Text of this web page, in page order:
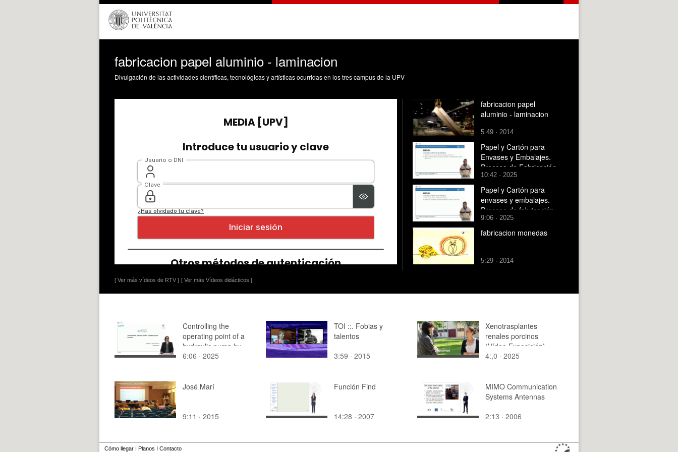
fabricacion papel aluminio - laminacion
Divulgación de las actividades científicas, tecnológicas y artísticas ocurridas en los tres campus de la UPV
[ Ver más vídeos de RTV ] [ Ver más Vídeos didácticos ]
fabricacion papel
aluminio - laminacion
5:49 · 2014
Papel y Cartón para
Envases y Embalajes.
Proceso de Fabricación
del Cartón
10:42 · 2025
Papel y Cartón para
envases y embalajes.
Proceso de fabricación
del papel
9:06 · 2025
fabricacion monedas
5:29 · 2014
Controlling the
operating point of a
hydraulic pump by
valves
6:06 · 2025
TOI ::. Fobias y
talentos
3:59 · 2015
Xenotrasplantes
renales porcinos
(Vídeo Exposición)
4:,0 · 2025
José Marí
9:11 · 2015
Función Find
14:28 · 2007
MIMO Communication
Systems Antennas
2:13 · 2006
Cómo llegar I Planos I Contacto